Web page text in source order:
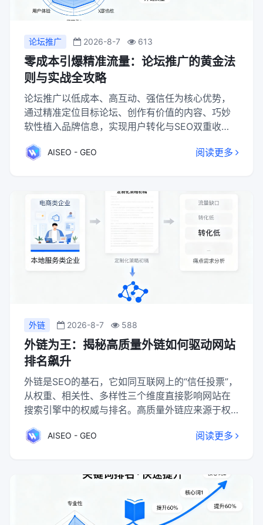
论坛推广 2026-8-7 613
零成本引爆精准流量：论坛推广的黄金法
则与实战全攻略
论坛推广以低成本、高互动、强信任为核心优势，
通过精准定位目标论坛、创作有价值的内容、巧妙
软性植入品牌信息，实现用户转化与SEO双重收
与群发，注重真实互动与持续维护。在流量成本高
径。
AISEO - GEO 阅读更多
外链 2026-8-7 588
外链为王：揭秘高质量外链如何驱动网站
排名飙升
外链是SEO的基石，它如同互联网上的“信任投票”，
从权重、相关性、多样性三个维度直接影响网站在
搜索引擎中的权威与排名。高质量外链应来源于权
内容正文中。其建设核心在于创造值得被引用的卓
等风险，并与内链优化协同，共同构筑网站健康的
AISEO - GEO 阅读更多